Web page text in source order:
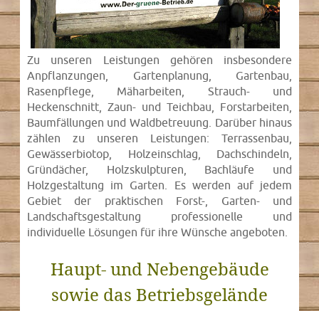
Zu unseren Leistungen gehören insbesondere
Anpflanzungen, Gartenplanung, Gartenbau,
Rasenpflege, Mäharbeiten, Strauch- und
Heckenschnitt, Zaun- und Teichbau, Forstarbeiten,
Baumfällungen und Waldbetreuung. Darüber hinaus
zählen zu unseren Leistungen: Terrassenbau,
Gewässerbiotop, Holzeinschlag, Dachschindeln,
Gründächer, Holzskulpturen, Bachläufe und
Holzgestaltung im Garten. Es werden auf jedem
Gebiet der praktischen Forst-, Garten- und
Landschaftsgestaltung professionelle und
individuelle Lösungen für ihre Wünsche angeboten.
Haupt- und Nebengebäude
sowie das Betriebsgelände